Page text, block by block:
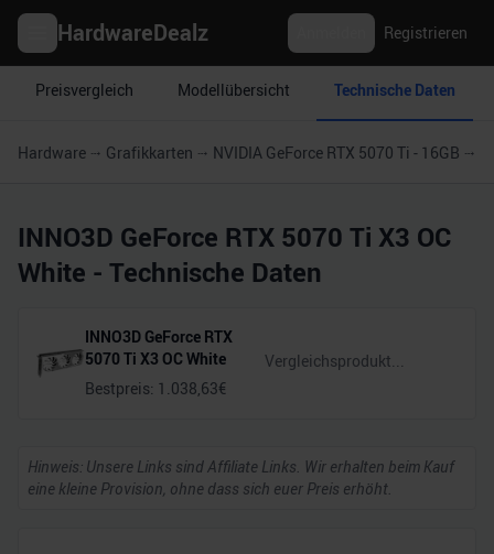
HardwareDealz Registrieren
Preisvergleich Modellübersicht Technische Daten
Hardware Grafikkarten NVIDIA GeForce RTX 5070 Ti - 16GB
INNO3D GeForce RTX 5070 Ti X3 OC
White - Technische Daten
INNO3D GeForce RTX
5070 Ti X3 OC White
Bestpreis: 1.038,63€
Hinweis: Unsere Links sind Affiliate Links. Wir erhalten beim Kauf
eine kleine Provision, ohne dass sich euer Preis erhöht.